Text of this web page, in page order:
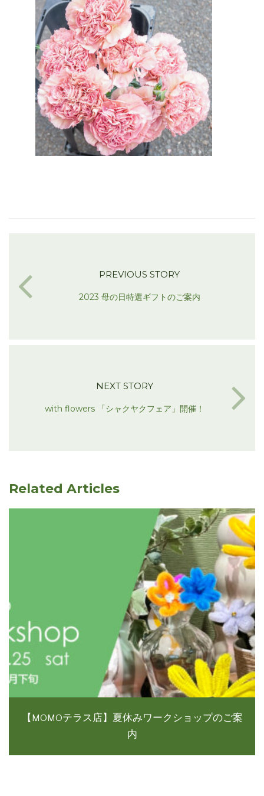
PREVIOUS STORY
2023 母の日特選ギフトのご案内
NEXT STORY
with flowers 「シャクヤクフェア」開催！
Related Articles
【MOMOテラス店】夏休みワークショップのご案
内